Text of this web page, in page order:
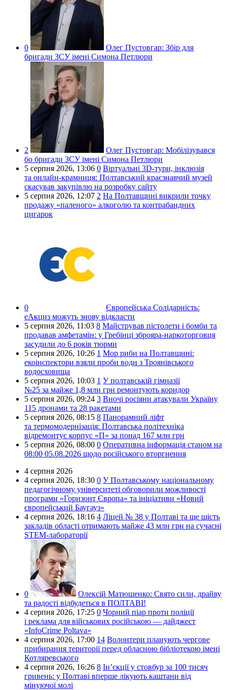
0 Олег Пустовгар: Збір для
бригади ЗСУ імені Симона Петлюри
2 Олег Пустовгар: Мобілізувався
бо бригади ЗСУ імені Симона Петлюри
5 серпня 2026, 13:06 0 Віртуальні 3D-тури, інклюзія
та онлайн-крамниця: Полтавський краєзнавчий музей
скасував закупівлю на розробку сайту
5 серпня 2026, 12:07 2 На Полтавщині викрили точку
продажу «паленого» алкоголю та контрабандних
цигарок
0
Європейська Солідарність:
еАкциз можуть знову відкласти
5 серпня 2026, 11:03 8 Майстрував пістолети і бомби та
продавав амфетамін: у Гребінці зброяра-наркоторговця
засудили до 6 років тюрми
5 серпня 2026, 10:26 1 Мор риби на Полтавщині:
екоінспектори взяли проби води з Троянівського
водосховища
5 серпня 2026, 10:03 1 У полтавській гімназії
№25 за майже 1,8 млн грн ремонтують коридор
5 серпня 2026, 09:24 3 Вночі росіяни атакували Україну
115 дронами та 28 ракетами
5 серпня 2026, 08:15 8 Панорамний ліфт
та термомодернізація: Полтавська політехніка
відремонтує корпус «П» за понад 167 млн грн
5 серпня 2026, 08:00 0 Оперативна інформація станом на
08:00 05.08.2026 щодо російського вторгнення
4 серпня 2026
4 серпня 2026, 18:30 0 У Полтавському національному
педагогічному університеті обговорили можливості
програми «Горизонт Європа» та ініціативи «Новий
європейський Баугауз»
4 серпня 2026, 18:16 4 Ліцей № 38 у Полтаві та ще шість
закладів області отримають майже 43 млн грн на сучасні
STEM-лабораторії
0 Олексій Матюшенко: Свято сили, драйву
та радості відбудеться в ПОЛТАВІ!
4 серпня 2026, 17:25 0 Чорний піар проти поліції
і реклама для військових російською — дайджест
«InfoCrime Poltava»
4 серпня 2026, 17:00 14 Волонтери планують чергове
прибирання території перед обласною бібліотекою імені
Котляревського
4 серпня 2026, 16:26 8 Ін’єкції у стовбур за 100 тисяч
гривень: у Полтаві вперше лікують каштани від
мінуючої молі